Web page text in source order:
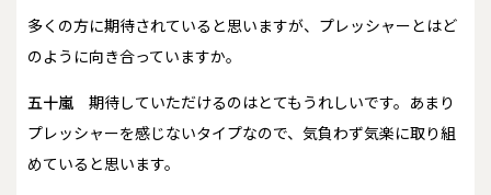
――多くの方に期待されていると思いますが、プレッシャーとはど
のように向き合っていますか。
五十嵐
期待していただけるのはとてもうれしいです。あまり
プレッシャーを感じないタイプなので、気負わず気楽に取り組
めていると思います。